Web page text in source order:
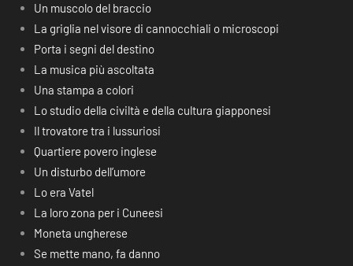
Un muscolo del braccio
La griglia nel visore di cannocchiali o microscopi
Porta i segni del destino
La musica più ascoltata
Una stampa a colori
Lo studio della civiltà e della cultura giapponesi
Il trovatore tra i lussuriosi
Quartiere povero inglese
Un disturbo dell’umore
Lo era Vatel
La loro zona per i Cuneesi
Moneta ungherese
Se mette mano, fa danno